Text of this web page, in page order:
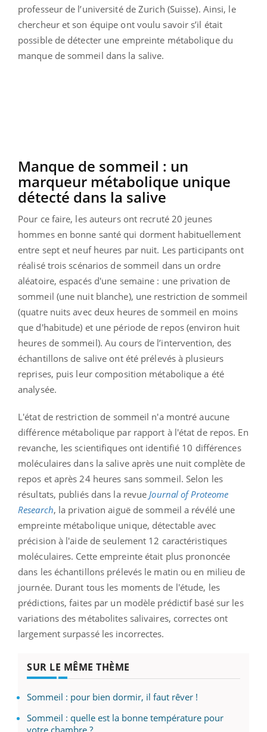
professeur de l’université de Zurich (Suisse). Ainsi, le
chercheur et son équipe ont voulu savoir s’il était
possible de détecter une empreinte métabolique du
manque de sommeil dans la salive.
Manque de sommeil : un
marqueur métabolique unique
détecté dans la salive
Pour ce faire, les auteurs ont recruté 20 jeunes
hommes en bonne santé qui dorment habituellement
entre sept et neuf heures par nuit. Les participants ont
réalisé trois scénarios de sommeil dans un ordre
aléatoire, espacés d'une semaine : une privation de
sommeil (une nuit blanche), une restriction de sommeil
(quatre nuits avec deux heures de sommeil en moins
que d'habitude) et une période de repos (environ huit
heures de sommeil). Au cours de l’intervention, des
échantillons de salive ont été prélevés à plusieurs
reprises, puis leur composition métabolique a été
analysée.
L'état de restriction de sommeil n'a montré aucune
différence métabolique par rapport à l'état de repos. En
revanche, les scientifiques ont identifié 10 différences
moléculaires dans la salive après une nuit complète de
repos et après 24 heures sans sommeil. Selon les
résultats, publiés dans la revue Journal of Proteome
Research, la privation aiguë de sommeil a révélé une
empreinte métabolique unique, détectable avec
précision à l'aide de seulement 12 caractéristiques
moléculaires. Cette empreinte était plus prononcée
dans les échantillons prélevés le matin ou en milieu de
journée. Durant tous les moments de l'étude, les
prédictions, faites par un modèle prédictif basé sur les
variations des métabolites salivaires, correctes ont
largement surpassé les incorrectes.
SUR LE MÊME THÈME
Sommeil : pour bien dormir, il faut rêver !
Sommeil : quelle est la bonne température pour
votre chambre ?